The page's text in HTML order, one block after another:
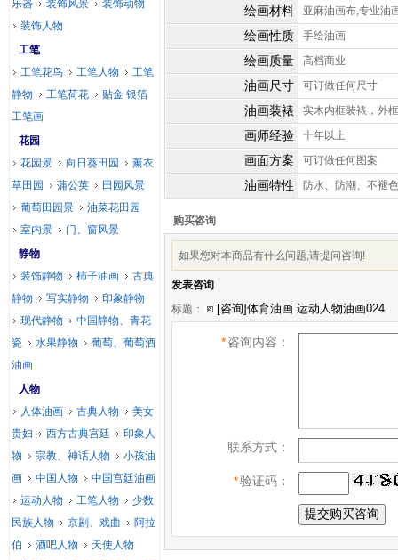
绘画材料 亚麻油画布,专业油
绘画性质 手绘油画
绘画质量 高档商业
油画尺寸 可订做任何尺寸
油画装裱 实木内框装裱，外
画师经验 十年以上
画面方案 可订做任何图案
油画特性 防水、防潮、不褪色
购买咨询
如果您对本商品有什么问题,请提问咨询!
发表咨询
标题：
*咨询内容：
联系方式：
*验证码：
乐器 装饰风景
装饰动物
装饰人物
工笔
工笔花鸟
工笔人物
工笔
静物
工笔荷花
贴金 银箔
工笔画
花园
花园景
向日葵田园
薰衣
草田园
蒲公英
田园风景
葡萄田园景
油菜花田园
室内景
门、窗风景
静物
装饰静物
柿子油画
古典
静物
写实静物
印象静物
现代静物
中国静物、青花
瓷
水果静物
葡萄、葡萄酒
油画
人物
人体油画
古典人物
美女
贵妇
西方古典宫廷
印象人
物
宗教、神话人物
小孩油
画
中国人物
中国宫廷油画
运动人物
工笔人物
少数
民族人物
京剧、戏曲
阿拉
伯
酒吧人物
天使人物